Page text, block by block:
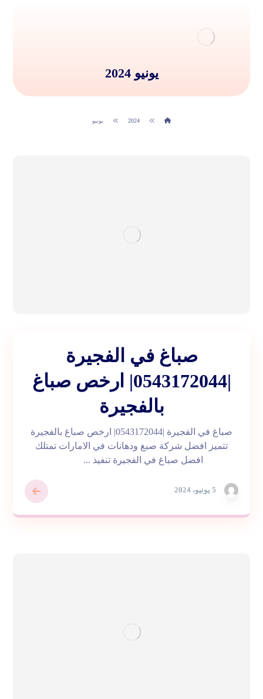
يونيو 2024
2024 يونيو
صباغ في الفجيرة
|0543172044| ارخص صباغ
بالفجيرة
5 يونيو، 2024
صباغ في الفجيرة |0543172044| ارخص صباغ بالفجيرة
تتميز افضل شركة صبغ ودهانات في الامارات تمتلك
افضل صباغ في الفجيرة تنفيذ ...